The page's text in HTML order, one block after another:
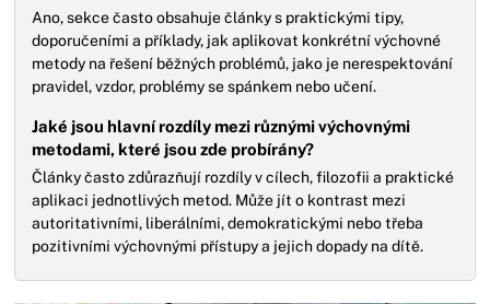
Ano, sekce často obsahuje články s praktickými tipy,
doporučeními a příklady, jak aplikovat konkrétní výchovné
metody na řešení běžných problémů, jako je nerespektování
pravidel, vzdor, problémy se spánkem nebo učení.
Jaké jsou hlavní rozdíly mezi různými výchovnými
metodami, které jsou zde probírány?
Články často zdůrazňují rozdíly v cílech, filozofii a praktické
aplikaci jednotlivých metod. Může jít o kontrast mezi
autoritativními, liberálními, demokratickými nebo třeba
pozitivními výchovnými přístupy a jejich dopady na dítě.